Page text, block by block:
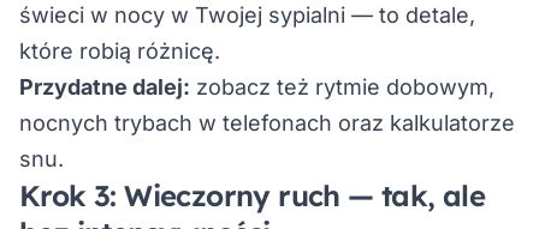
świeci w nocy w Twojej sypialni — to detale,
które robią różnicę.
Przydatne dalej: zobacz też rytmie dobowym,
nocnych trybach w telefonach oraz kalkulatorze
snu.
Krok 3: Wieczorny ruch — tak, ale